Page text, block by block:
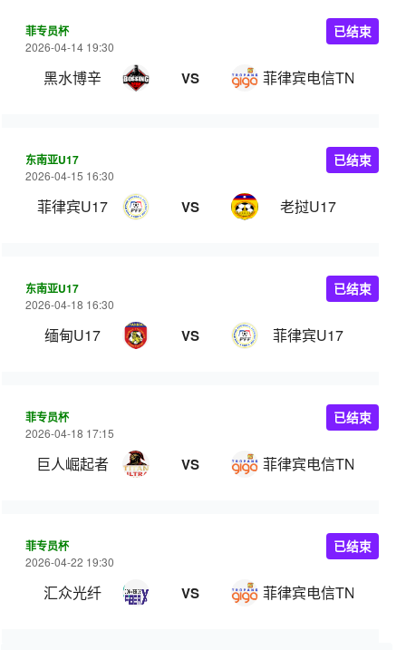
菲专员杯
2026-04-14 19:30
黑水博辛 VS 菲律宾电信TNT
已结束
东南亚U17
2026-04-15 16:30
菲律宾U17 VS 老挝U17
已结束
东南亚U17
2026-04-18 16:30
缅甸U17 VS 菲律宾U17
已结束
菲专员杯
2026-04-18 17:15
巨人崛起者 VS 菲律宾电信TNT
已结束
菲专员杯
2026-04-22 19:30
汇众光纤 VS 菲律宾电信TNT
已结束